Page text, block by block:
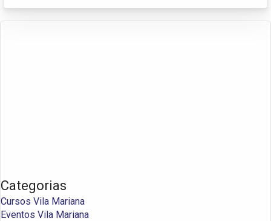
Categorias
Cursos Vila Mariana
Eventos Vila Mariana